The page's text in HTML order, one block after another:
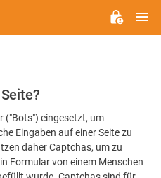
("Bots") eingesetzt, um
Eingaben auf einer Seite zu
daher Captchas, um zu
Formular von einem Menschen